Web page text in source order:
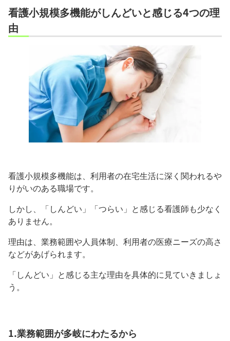
看護小規模多機能がしんどいと感じる4つの理
由
看護小規模多機能は、利用者の在宅生活に深く関われるや
りがいのある職場です。
しかし、「しんどい」「つらい」と感じる看護師も少なく
ありません。
理由は、業務範囲や人員体制、利用者の医療ニーズの高さ
などがあげられます。
「しんどい」と感じる主な理由を具体的に見ていきましょ
う。
1.業務範囲が多岐にわたるから